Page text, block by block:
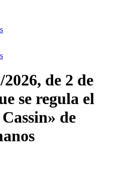
de 2 de
se regula el
de